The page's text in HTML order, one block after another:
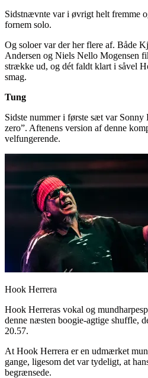
Sidstnævnte var i øvrigt helt fremme
fornem solo.
Og soloer var der her flere af. Både
Andersen og Niels Nello Mogensen
strække ud, og dét faldt klart i såvel
smag.
Tung
Sidste nummer i første sæt var
zero”. Aftenens version af denne
velfungerende.
Hook Herrera
Hook Herreras vokal og
denne næsten boogie-agtige shuffle,
20.57.
At Hook Herrera er en udmærket
gange, ligesom det var tydeligt, at
begrænsede.